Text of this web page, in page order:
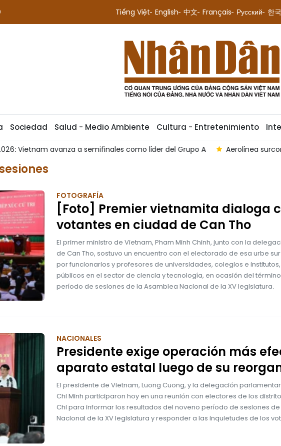
Tiếng Việt English 中文 Français Русский 한
Sociedad Salud - Medio Ambiente Cultura - Entretenimiento
Vietnam avanza a semifinales como líder del Grupo A Aerolínea
FOTOGRAFÍA
[Foto] Premier vietnamita dialoga
votantes en ciudad de Can Tho
El primer ministro de Vietnam, Pham Minh Chinh, junto con la
de Can Tho, sostuvo un encuentro con el electorado de esa urbe
por funcionarios y profesores de universidades, colegios e
públicos en el sector de ciencia y tecnología, en ocasión del
período de sesiones de la Asamblea Nacional de la XV legislatura.
NACIONALES
Presidente exige operación más
aparato estatal luego de su
El presidente de Vietnam, Luong Cuong, y la delegación
Chi Minh participaron hoy en una reunión con electores de los
Chi para informar los resultados del noveno período de sesiones
Nacional de la XV legislatura y responder a las inquietudes de los